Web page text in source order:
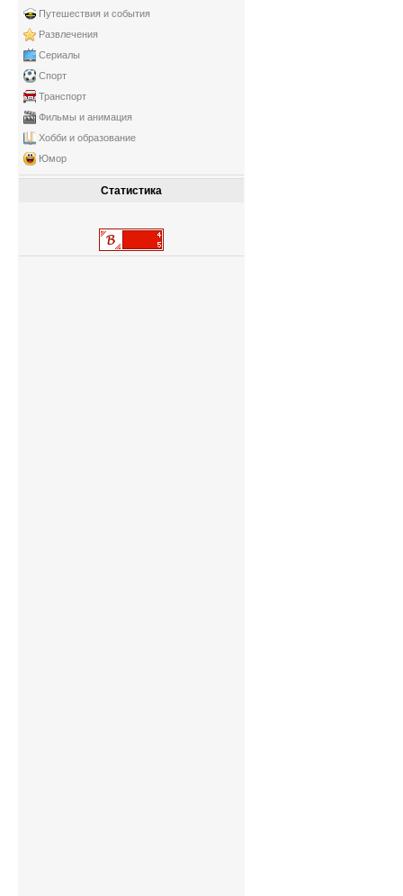
Путешествия и события
Развлечения
Сериалы
Спорт
Транспорт
Фильмы и анимация
Хобби и образование
Юмор
Статистика